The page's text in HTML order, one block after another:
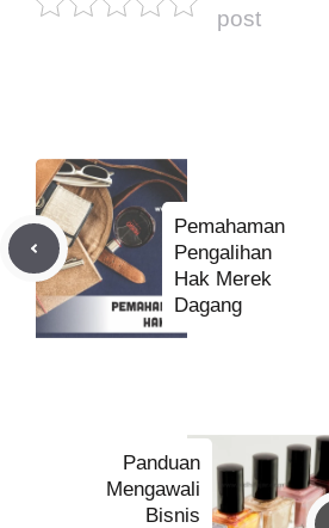
post
Pemahaman
Pengalihan
Hak Merek
Dagang
Panduan
Mengawali
Bisnis